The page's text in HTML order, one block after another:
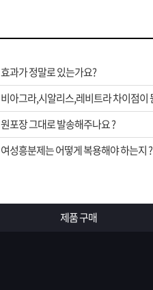
효과가 정말로 있는가요?
원포장 그대로 발송해주나요 ?
여성흥분제는 어떻게 복용해야 하는지 ?
제품 구매